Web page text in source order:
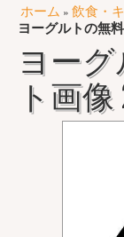
ホーム » 飲食・
ヨーグルトの無
ヨー
ト画像